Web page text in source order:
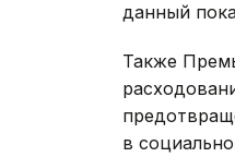
данный
Также
в